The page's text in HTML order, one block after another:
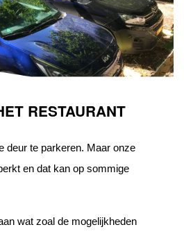
RESTAURANT
deur te parkeren. Maar onze
en dat kan op sommige
wat zoal de mogelijkheden